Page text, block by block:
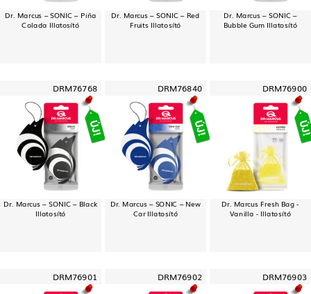
Dr. Marcus – SONIC – Piña
Colada Illatosító
Dr. Marcus – SONIC – Red
Fruits Illatosító
Dr. Marcus – SONIC –
Bubble Gum Illatosító
DRM76768
Dr. Marcus – SONIC – Black
Illatosító
DRM76840
Dr. Marcus – SONIC – New
Car Illatosító
DRM76900
Dr. Marcus Fresh Bag -
Vanilla - Illatosító
DRM76901 DRM76902 DRM76903